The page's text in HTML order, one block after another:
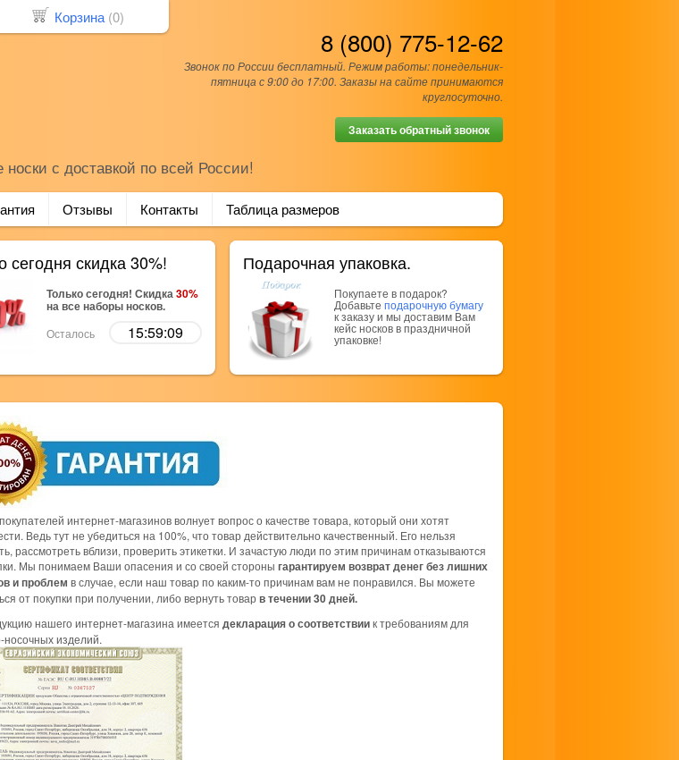
8 (800) 775-12-62
Звонок по России бесплатный. Режим работы: понедельник-
пятница с 9:00 до 17:00. Заказы на сайте принимаются
круглосуточно.
Заказать обратный звонок
носки с доставкой по всей России!
Отзывы Контакты Таблица размеров
сегодня скидка 30%!
Только сегодня! Скидка30%
на все наборы носков.
Осталось 15:59:09
Подарочная упаковка.
Покупаете в подарок?
Добавьте подарочную бумагу
к заказу и мы доставим Вам
кейс носков в праздничной
упаковке!
интернет-магазинов волнует вопрос о качестве товара, который они хотят
Ведь тут не убедиться на 100%, что товар действительно качественный. Его нельзя
рассмотреть вблизи, проверить этикетки. И зачастую люди по этим причинам отказываются
Мы понимаем Ваши опасения и со своей стороны гарантируем возврат денег без лишних
и проблем в случае, если наш товар по каким-то причинам вам не понравился. Вы можете
от покупки при получении, либо вернуть товарв течении 30 дней.
нашего интернет-магазина имеется декларация о соответствиик требованиям для
носочных изделий.
Корзина (0)